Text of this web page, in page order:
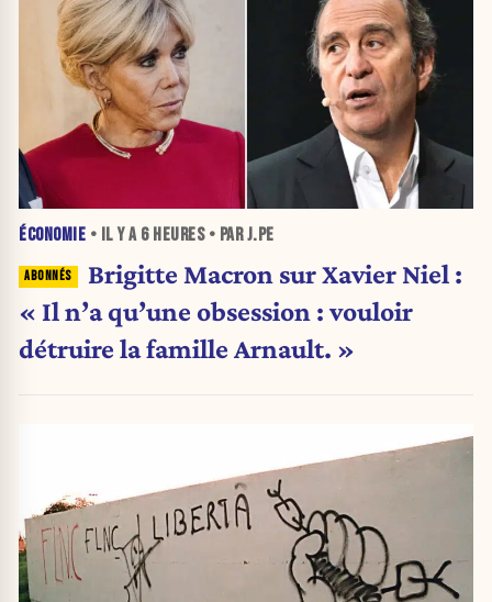
ÉCONOMIE • IL Y A 6 HEURES• PAR J.PE
Brigitte Macron sur Xavier Niel :
« Il n’a qu’une obsession : vouloir
détruire la famille Arnault. »